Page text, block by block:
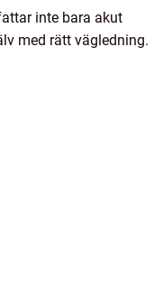
inte bara akut
med rätt vägledning.